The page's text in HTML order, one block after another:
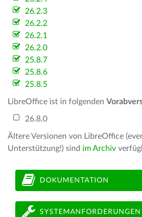
26.2.3
26.2.2
26.2.1
26.2.0
25.8.7
25.8.6
25.8.5
LibreOffice ist in folgenden
26.8.0
Ältere Versionen von LibreOffice
Unterstützung!) sind im Archiv
DOKUMENTATION
SYSTEMANFORDERUNGEN